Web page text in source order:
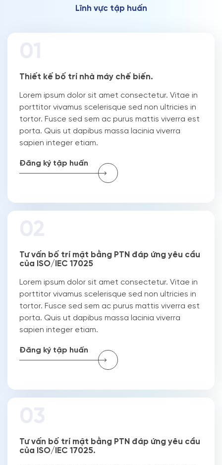
Lĩn h vực tập huấn
Thiết kế bố trí nhà máy chế biến.
Lorem ipsum dolor sit amet consectetur. Vitae in
porttitor vivamus scelerisque sed non ultricies in
tortor. Fusce sed sem ac purus mattis viverra est
porta. Quis ut dapibus massa lacinia viverra
sapien integer etiam.
Đăng ký tập huấn
Tư vấn bố trí mặt bằng PTN đáp ứng yêu cầu
của ISO/IEC 17025
Lorem ipsum dolor sit amet consectetur. Vitae in
porttitor vivamus scelerisque sed non ultricies in
tortor. Fusce sed sem ac purus mattis viverra est
porta. Quis ut dapibus massa lacinia viverra
sapien integer etiam.
Đăng ký tập huấn
Tư vấn bố trí mặt bằng PTN đáp ứng yêu cầu
của ISO/IEC 17025.